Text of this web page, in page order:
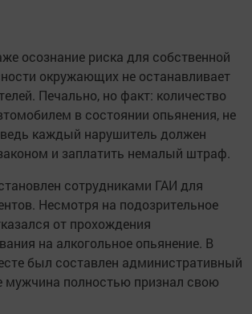
осознание риска для собственной
окружающих не останавливает
Печально, но факт: количество
в состоянии опьянения, не
каждый нарушитель должен
и заплатить немалый штраф.
сотрудниками ГАИ для
Несмотря на подозрительное
от прохождения
на алкогольное опьянение. В
был составлен административный
мужчина полностью признал свою